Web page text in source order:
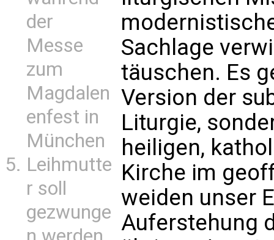
der
Messe
zum
Magdalen
enfest in
München
Leihmutte
r soll
gezwunge
Sachlage
täuschen. Es
Version der
Liturgie,
heiligen,
Kirche im
weiden unser
Auferstehung